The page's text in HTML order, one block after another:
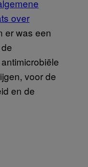
over
er was een
voor de
en de